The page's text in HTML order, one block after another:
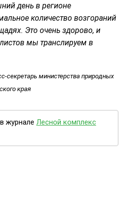
день в регионе
количество возгораний
Это очень здорово, и
мы транслируем в
секретарь министерства природных
края
журнале Лесной комплекс